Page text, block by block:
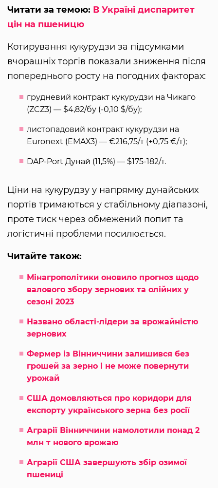
Читати за темою: В Україні диспаритет
цін на пшеницю
Котирування кукурудзи за підсумками
вчорашніх торгів показали зниження після
попереднього росту на погодних факторах:
грудневий контракт кукурудзи на Чикаго
(ZCZ3) — $4,82/бу (-0,10 $/бу);
листопадовий контракт кукурудзи на
Euronext (EMAХ3) — €216,75/т (+0,75 €/т);
DAP-Port Дунай (11,5%) — $175-182/т.
Ціни на кукурудзу у напрямку дунайських
портів тримаються у стабільному діапазоні,
проте тиск через обмежений попит та
логістичні проблеми посилюється.
Читайте також:
Мінагрополітики оновило прогноз щодо
валового збору зернових та олійних у
сезоні 2023
Названо області-лідери за врожайністю
зернових
Фермер із Вінниччини залишився без
грошей за зерно і не може повернути
урожай
США домовляються про коридори для
експорту українського зерна без росії
Аграрії Вінниччини намолотили понад 2
млн т нового врожаю
Аграрії США завершують збір озимої
пшениці